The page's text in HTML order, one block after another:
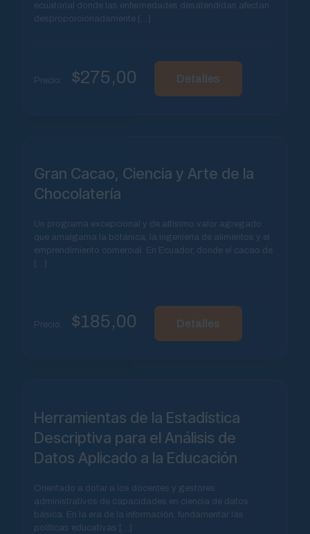
ecuatorial donde las enfermedades desatendidas afectan
desproporcionadamente […]
Precio: $275,00 Detalles
Gran Cacao, Ciencia y Arte de la
Chocolatería
Un programa excepcional y de altísimo valor agregado
que amalgama la botánica, la ingeniería de alimentos y el
emprendimiento comercial. En Ecuador, donde el cacao de
[…]
Precio: $185,00 Detalles
Herramientas de la Estadística
Descriptiva para el Análisis de
Datos Aplicado a la Educación
Orientado a dotar a los docentes y gestores
administrativos de capacidades en ciencia de datos
básica. En la era de la información, fundamentar las
políticas educativas […]